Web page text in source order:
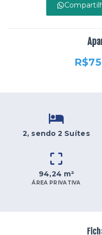
2, sendo 2 Suítes
94,24 m²
ÁREA PRIVATIVA